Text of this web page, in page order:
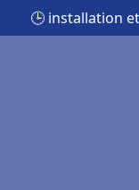
🕒 installation